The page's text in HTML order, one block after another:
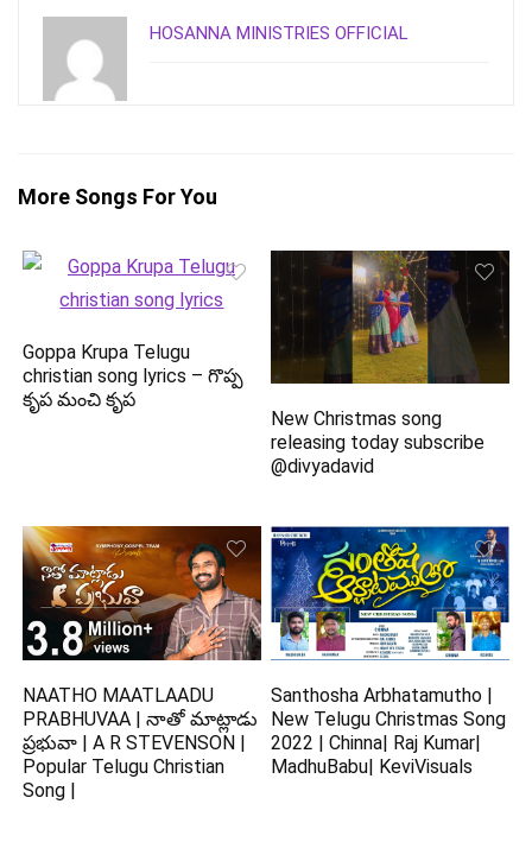
HOSANNA MINISTRIES OFFICIAL
More Songs For You
Goppa Krupa Telugu
christian song lyrics – గొప్ప
కృప మంచి కృప
New Christmas song
releasing today subscribe
@divyadavid
NAATHO MAATLAADU
PRABHUVAA | నాతో మాట్లాడు
ప్రభువా | A R STEVENSON |
Popular Telugu Christian
Song |
Santhosha Arbhatamutho |
New Telugu Christmas Song
2022 | Chinna| Raj Kumar|
MadhuBabu| KeviVisuals